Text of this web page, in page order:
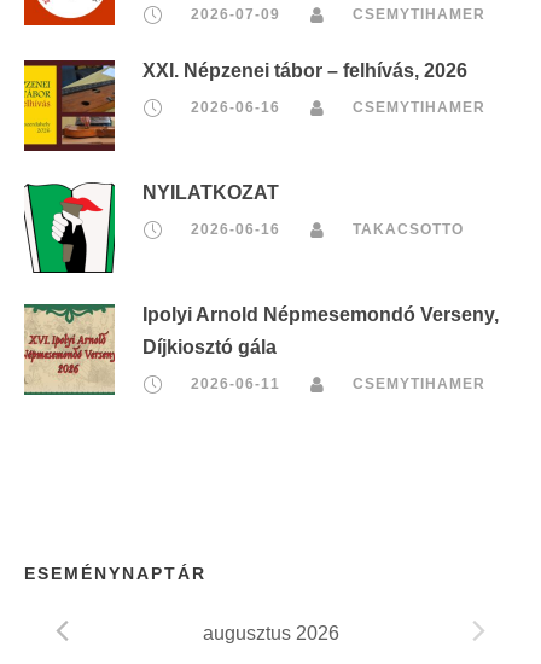
2026-07-09 CSEMYTIHAMER
XXI. Népzenei tábor – felhívás, 2026
2026-06-16 CSEMYTIHAMER
NYILATKOZAT
2026-06-16 TAKACSOTTO
Ipolyi Arnold Népmesemondó Verseny,
Díjkiosztó gála
2026-06-11 CSEMYTIHAMER
ESEMÉNYNAPTÁR
augusztus 2026